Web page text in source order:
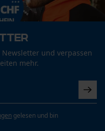
und verpassen
mehr.
gelesen und bin